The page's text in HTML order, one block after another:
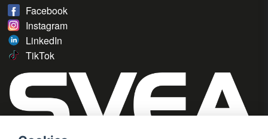
Facebook
Instagram
LinkedIn
TikTok